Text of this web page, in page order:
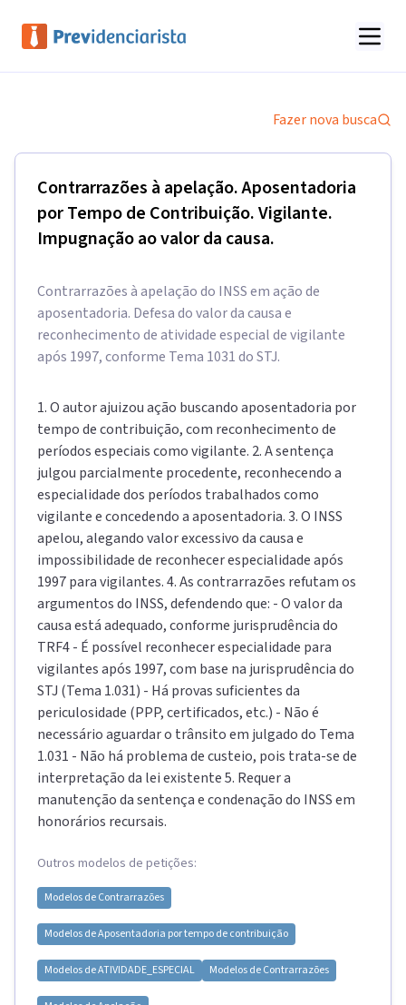
Fazer nova busca
Contrarrazões à apelação. Aposentadoria
por Tempo de Contribuição. Vigilante.
Impugnação ao valor da causa.
Contrarrazões à apelação do INSS em ação de
aposentadoria. Defesa do valor da causa e
reconhecimento de atividade especial de vigilante
após 1997, conforme Tema 1031 do STJ.
1. O autor ajuizou ação buscando aposentadoria por
tempo de contribuição, com reconhecimento de
períodos especiais como vigilante. 2. A sentença
julgou parcialmente procedente, reconhecendo a
especialidade dos períodos trabalhados como
vigilante e concedendo a aposentadoria. 3. O INSS
apelou, alegando valor excessivo da causa e
impossibilidade de reconhecer especialidade após
1997 para vigilantes. 4. As contrarrazões refutam os
argumentos do INSS, defendendo que: - O valor da
causa está adequado, conforme jurisprudência do
TRF4 - É possível reconhecer especialidade para
vigilantes após 1997, com base na jurisprudência do
STJ (Tema 1.031) - Há provas suficientes da
periculosidade (PPP, certificados, etc.) - Não é
necessário aguardar o trânsito em julgado do Tema
1.031 - Não há problema de custeio, pois trata-se de
interpretação da lei existente 5. Requer a
manutenção da sentença e condenação do INSS em
honorários recursais.
Outros modelos de petições:
Modelos deContrarrazões
Modelos deAposentadoria por tempo de contribuição
Modelos deATIVIDADE_ESPECIAL Modelos deContrarrazões